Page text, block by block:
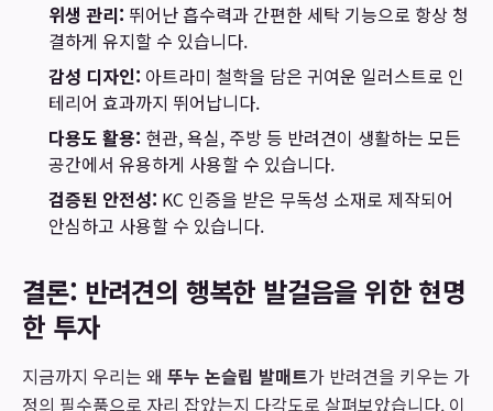
위생 관리: 뛰어난 흡수력과 간편한 세탁 기능으로 항상 청
결하게 유지할 수 있습니다.
감성 디자인: 아트라미 철학을 담은 귀여운 일러스트로 인
테리어 효과까지 뛰어납니다.
다용도 활용: 현관, 욕실, 주방 등 반려견이 생활하는 모든
공간에서 유용하게 사용할 수 있습니다.
검증된 안전성: KC 인증을 받은 무독성 소재로 제작되어
안심하고 사용할 수 있습니다.
결론: 반려견의 행복한 발걸음을 위한 현명
한 투자
지금까지 우리는 왜 뚜누 논슬립 발매트가 반려견을 키우는 가
정의 필수품으로 자리 잡았는지 다각도로 살펴보았습니다. 이